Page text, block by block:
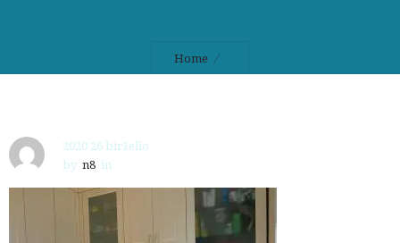
Home
2020 26 birželio
by n8 in